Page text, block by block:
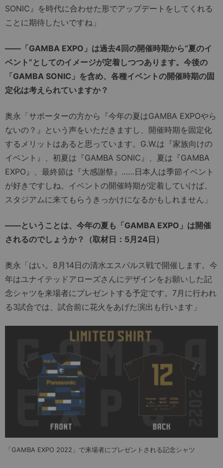
SONIC』を時代に合わせた形でアップデートをしてくれる
ことに期待したいですね」
――「GAMBA EXPO」は過去4回の開催時期から“夏のイ
ベント”としてのイメージが定着しつつあります。今後の
「GAMBA SONIC」を含め、各種イベントの開催時期の固
定化は考えられていますか？
奥永「サポーターの方から『今年の夏はGAMBA EXPOやら
ないの？』という声をいただきますし、開催時期を固定化
するメリットはあると思っています。G.W.は『家族向けの
イベント』、初夏は『GAMBA SONIC』、夏は『GAMBA
EXPO』、最終節は『大感謝祭』……日本人は季節イベント
が好きですしね。イベントの開催時期が定着していけば、
スタジアムに来てもらうきっかけになるかもしれません」
――ということは、今年の夏も「GAMBA EXPO」は開催
されるのでしょうか？（取材日：5月24日）
奥永「はい。8月14日の清水エスパルス戦で開催します。今
年はユナイテッドアローズさんにデザインをお願いした記
念シャツを来場者にプレゼントする予定です。7月に行われ
る3試合では、試合前に花火をあげた演出も行います」
「GAMBA EXPO 2022」で来場者にプレゼントされる記念シャツ